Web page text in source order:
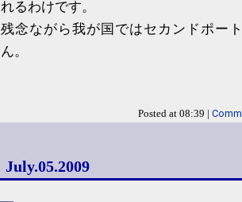
れるわけです。
残念ながら我が国ではセカンドポー
ん。
Posted at 08:39 |
July.05.2009